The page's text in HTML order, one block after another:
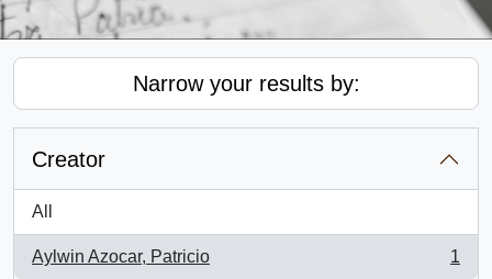
Narrow your results by:
Creator
All
Aylwin Azocar, Patricio
, 1 results
1